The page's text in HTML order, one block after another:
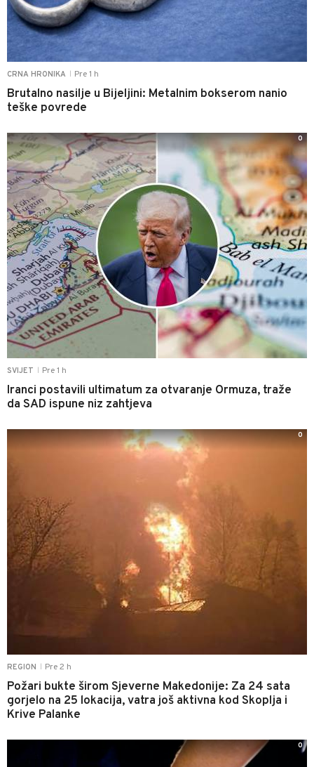
CRNA HRONIKA Pre 1 h
Brutalno nasilje u Bijeljini: Metalnim bokserom nanio
teške povrede
SVIJET Pre 1 h
Iranci postavili ultimatum za otvaranje Ormuza, traže
da SAD ispune niz zahtjeva
0
REGION Pre 2 h
Požari bukte širom Sjeverne Makedonije: Za 24 sata
gorjelo na 25 lokacija, vatra još aktivna kod Skoplja i
Krive Palanke
0
0